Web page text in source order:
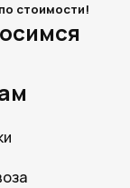
стоимости!